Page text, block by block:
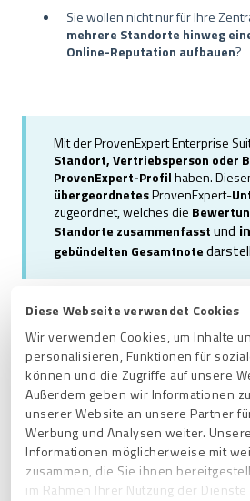
Diese Webseite verwendet Cookies
Wir verwenden Cookies, um Inhalte
personalisieren, Funktionen für
können und die Zugriffe auf unsere
Außerdem geben wir Informationen
unserer Website an unsere Partner
Werbung und Analysen weiter.
Informationen möglicherweise mit
zusammen, die Sie ihnen
im Rahmen Ihrer Nutzung der
Sie wollen nicht nur für Ihre
mehrere Standorte hinweg
Online-Reputation aufbauen?
Mit der ProvenExpert Enterprise
Standort, Vertriebsperson oder
ProvenExpert-Profilhaben.
übergeordnetesProvenExpert-
zugeordnet, welches die
Standorte zusammenfasstund in
gebündelten Gesamtnote
Wenden Sie
sich gern direkt
an Ihre
Ansprechpartne
rin:
Beatrice Hammerl